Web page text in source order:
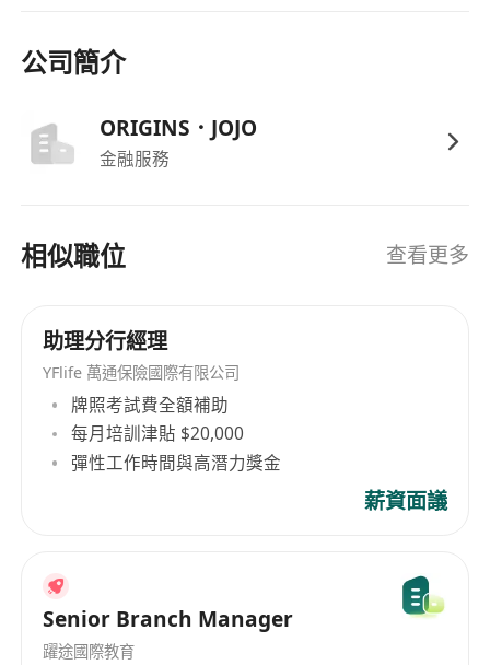
工作語言者尤佳；需具高度責任感、抗壓性與跨
部門協作意識。
公司簡介
ORIGINS．JOJO
金融服務
相似職位 查看更多
助理分行經理
YFlife 萬通保險國際有限公司
牌照考試費全額補助
每月培訓津貼 $20,000
彈性工作時間與高潛力獎金
薪資面議
Senior Branch Manager
躍途國際教育